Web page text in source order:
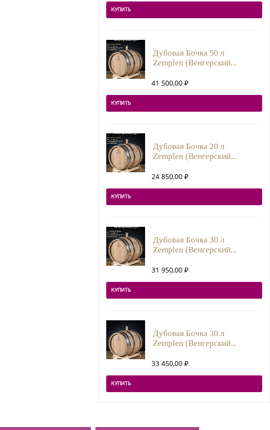
КУПИТЬ
Дубовая Бочка 50 л
Zemplen (Венгерский...
41 500,00 ₽
КУПИТЬ
Дубовая Бочка 20 л
Zemplen (Венгерский...
24 850,00 ₽
КУПИТЬ
Дубовая Бочка 30 л
Zemplen (Венгерский...
31 950,00 ₽
КУПИТЬ
Дубовая Бочка 30 л
Zemplen (Венгерский...
33 450,00 ₽
КУПИТЬ